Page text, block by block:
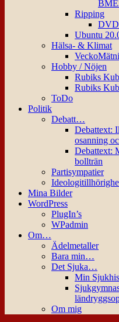
Ripping
Ubuntu
Hälsa- & Klimat
Hobby / Nöjen
Rubiks
Rubiks
ToDo
Politik
Debatt…
Debattext:
osanning
Debattext:
bollträn
Partisympatier
Mina Bilder
WordPress
PlugIn’s
WPadmin
Om…
Ädelmetaller
Bara min…
Det Sjuka…
Min
Om mig